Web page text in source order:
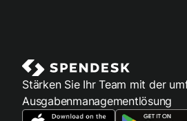
Stärken Sie Ihr Team mit der
Ausgabenmanagementlösung